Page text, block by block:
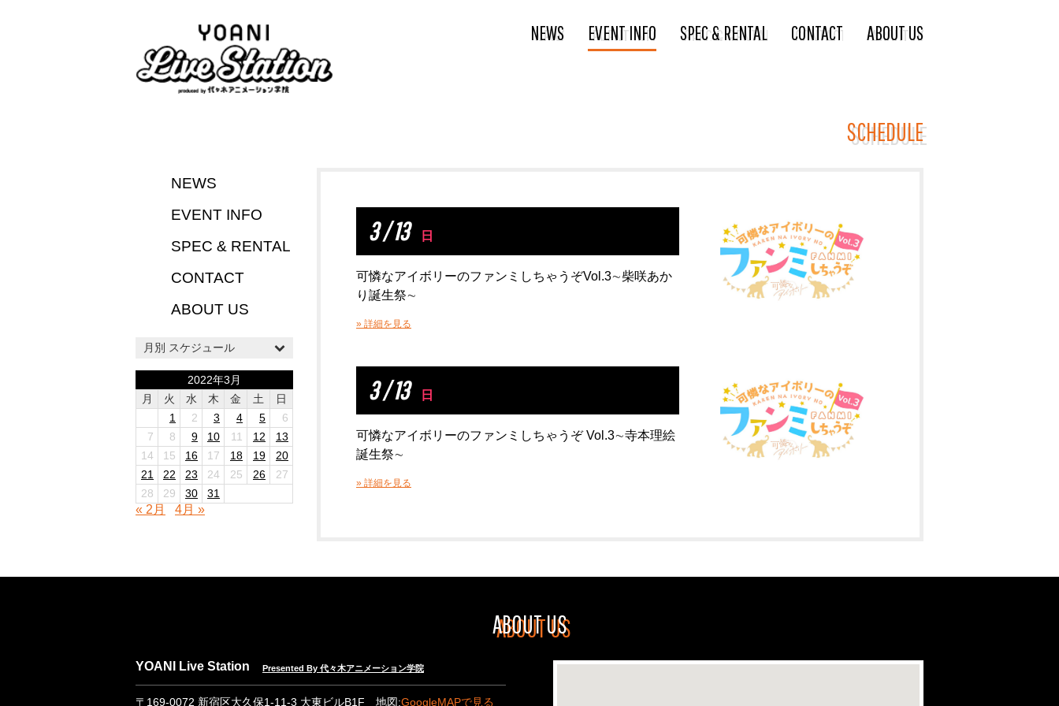
NEWS EVENT INFO SPEC & RENTAL CONTACT ABOUT US
SCHEDULE
NEWS
EVENT INFO
SPEC & RENTAL
CONTACT
ABOUT US
月別 スケジュール
2022年3月
月
火 水 木 金 土
日
1
2 3 4 5
6
7
8 9 10 11 12
13
14
15 16 17 18 19
20
21
22 23 24 25 26
27
28
29 30 31
« 2月 4月 »
3 / 13 日
可憐なアイボリーのファンミしちゃうぞVol.3∼柴咲あか
り誕生祭∼
» 詳細を見る
3 / 13 日
可憐なアイボリーのファンミしちゃうぞ Vol.3∼寺本理絵
誕生祭∼
» 詳細を見る
ABOUT US
YOANI Live Station Presented By 代々木アニメーション学院
〒169-0072 新宿区大久保1-11-3 大東ビルB1F 地図:GoogleMAPで見る